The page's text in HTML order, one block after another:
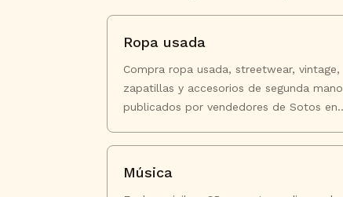
Ropa usada
Compra ropa usada, streetwear, vintage,
zapatillas y accesorios de segunda mano
publicados por vendedores de Sotos en
Música